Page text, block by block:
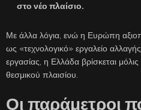
στο νέο πλαίσιο.
Με άλλα λόγια, ενώ η Ευρώπη
ως «τεχνολογικό» εργαλείο
εργασίας, η Ελλάδα βρίσκεται
θεσμικού πλαισίου.
Οι παράμετροι